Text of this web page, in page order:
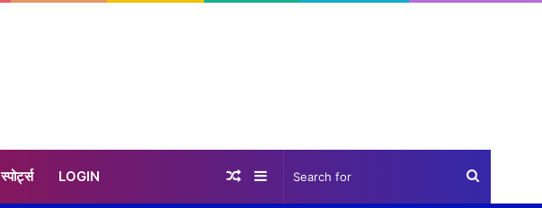
स्पोर्ट्स LOGIN Search
Sidebar
Random